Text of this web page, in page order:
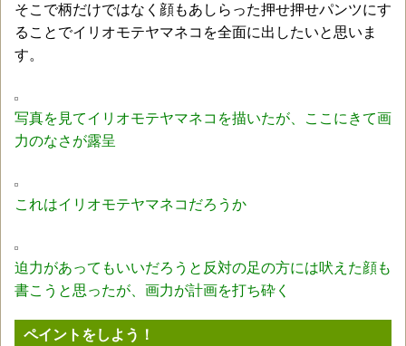
そこで柄だけではなく顔もあしらった押せ押せパンツにす
ることでイリオモテヤマネコを全面に出したいと思いま
す。
写真を見てイリオモテヤマネコを描いたが、ここにきて画
力のなさが露呈
これはイリオモテヤマネコだろうか
迫力があってもいいだろうと反対の足の方には吠えた顔も
書こうと思ったが、画力が計画を打ち砕く
ペイントをしよう！